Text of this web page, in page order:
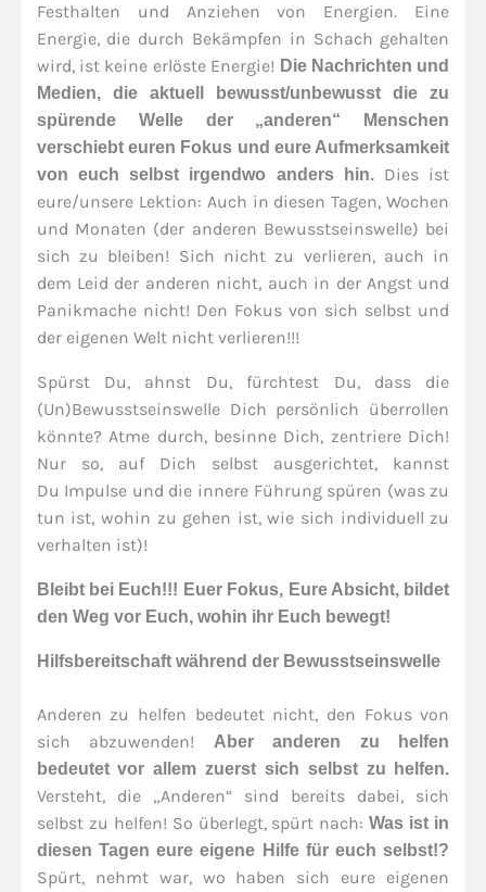
Festhalten und Anziehen von Energien. Eine
Energie, die durch Bekämpfen in Schach gehalten
wird, ist keine erlöste Energie! Die Nachrichten und
Medien, die aktuell bewusst/unbewusst die zu
spürende Welle der „anderen“ Menschen
verschiebt euren Fokus und eure Aufmerksamkeit
von euch selbst irgendwo anders hin.Dies ist
eure/unsere Lektion: Auch in diesen Tagen, Wochen
und Monaten (der anderen Bewusstseinswelle) bei
sich zu bleiben! Sich nicht zu verlieren, auch in
dem Leid der anderen nicht, auch in der Angst und
Panikmache nicht! Den Fokus von sich selbst und
der eigenen Welt nicht verlieren!!!
Spürst Du, ahnst Du, fürchtest Du, dass die
(Un)Bewusstseinswelle Dich persönlich überrollen
könnte? Atme durch, besinne Dich, zentriere Dich!
Nur so, auf Dich selbst ausgerichtet, kannst
Du Impulse und die innere Führung spüren (was zu
tun ist, wohin zu gehen ist, wie sich individuell zu
verhalten ist)!
Bleibt bei Euch!!! Euer Fokus, Eure Absicht, bildet
den Weg vor Euch, wohin ihr Euch bewegt!
Hilfsbereitschaft während der Bewusstseinswelle
Anderen zu helfen bedeutet nicht, den Fokus von
sich abzuwenden!
Aber anderen zu helfen
bedeutet vor allem zuerst sich selbst zu helfen.
Versteht, die „Anderen“ sind bereits dabei, sich
selbst zu helfen! So überlegt, spürt nach:Was ist in
diesen Tagen eure eigene Hilfe für euch selbst!?
Spürt, nehmt war, wo haben sich eure eigenen